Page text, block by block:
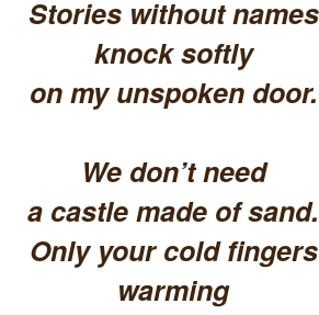
Stories without names
knock softly
on my unspoken door.
We don’t need
a castle made of sand.
Only your cold fingers
warming